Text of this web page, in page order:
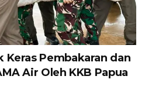
Pembakaran dan
Air Oleh KKB Papua